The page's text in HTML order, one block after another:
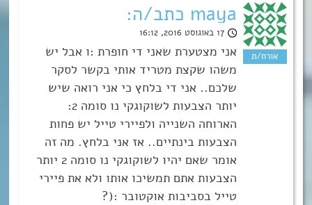
maya כתב/ה:
17 באוגוסט 2016, 16:12
אני מצטערת שאני די חופרת :ו אבל יש
משהו שקצת מטריד אותי בקשר לסקר
שלכם.. אני די בלחץ כי אני רואה שיש
יותר הצבעות לשוקוגקי נו סומה 2:
הארוחה השנייה ולפיירי טייל יש פחות
הצבעות בינתיים.. אז אני בלחץ. מה זה
אומר שאם יהיו לשוקוגקי נו סומה 2 יותר
הצבעות אתם תמשיכו אותו ולא את פיירי
טייל בסביבות אוקטובר :(?